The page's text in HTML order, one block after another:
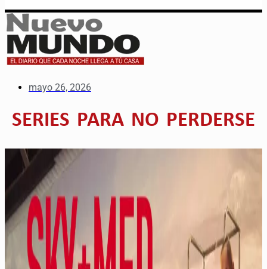
mayo 26, 2026
SERIES PARA NO PERDERSE